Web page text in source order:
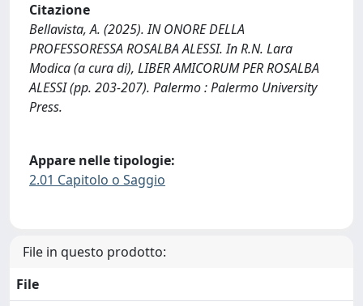
Citazione
Bellavista, A. (2025). IN ONORE DELLA
PROFESSORESSA ROSALBA ALESSI. In R.N. Lara
Modica (a cura di), LIBER AMICORUM PER ROSALBA
ALESSI (pp. 203-207). Palermo : Palermo University
Press.
Appare nelle tipologie:
2.01 Capitolo o Saggio
File in questo prodotto:
File